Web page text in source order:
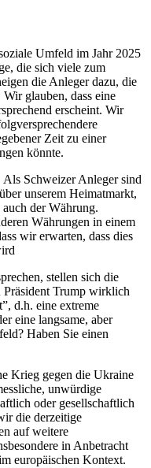
Umfeld im Jahr 2025
die sich viele zum
die Anleger dazu, die
glauben, dass eine
erscheint. Wir
Zeit zu einer
könnte.
Schweizer Anleger sind
unserem Heimatmarkt,
der Währung.
Währungen in einem
wir erwarten, dass dies
stellen sich die
Trump wirklich
d.h. eine extreme
eine langsame, aber
Haben Sie einen
Krieg gegen die Ukraine
unwürdige
oder gesellschaftlich
die derzeitige
auf weitere
in Anbetracht
europäischen Kontext.